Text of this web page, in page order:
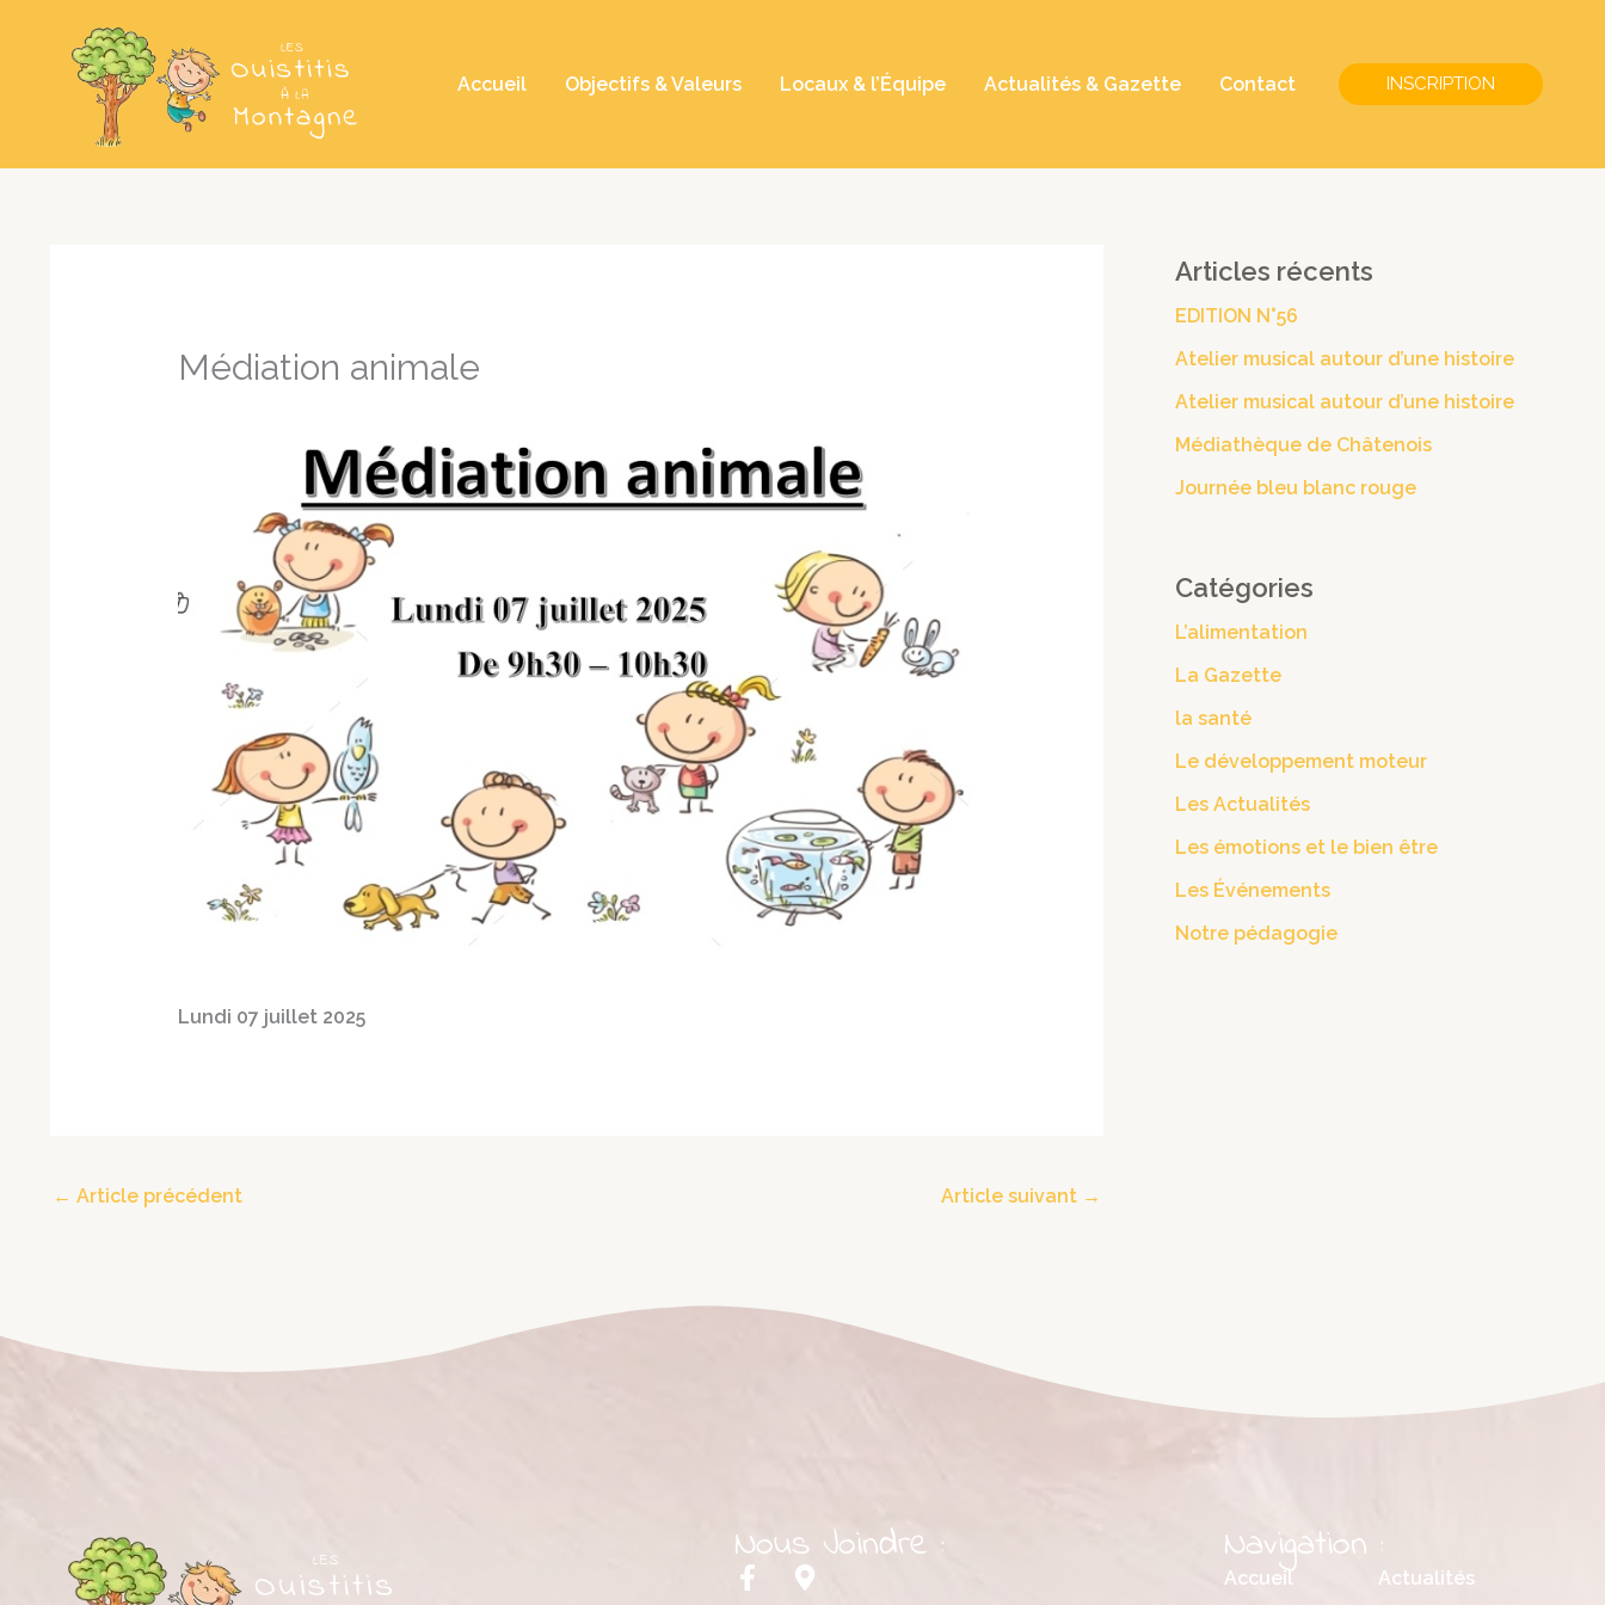
Accueil Objectifs & Valeurs Locaux & l’Équipe Actualités & Gazette Contact INSCRIPTION
Médiation animale
Lundi 07 juillet 2025
← Article précédent Article suivant →
Articles récents
EDITION N°56
Atelier musical autour d’une histoire
Atelier musical autour d’une histoire
Médiathèque de Châtenois
Journée bleu blanc rouge
Catégories
L’alimentation
La Gazette
la santé
Le développement moteur
Les Actualités
Les émotions et le bien être
Les Événements
Notre pédagogie
Nous Joindre :
F
M
Navigation :
Accueil
Actualités